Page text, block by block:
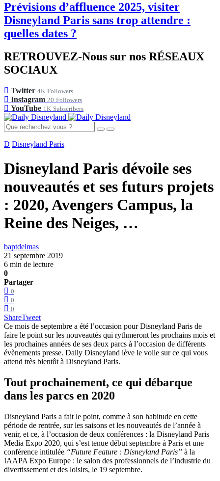
Prévisions d’affluence 2025, visiter
Disneyland Paris sans trop attendre :
quelles dates ?
RETROUVEZ-Nous sur nos RÉSEAUX
SOCIAUX
Twitter 4K Followers
Instagram 20 Followers
YouTube 1K Subscribers
D Disneyland Paris
Disneyland Paris dévoile ses
nouveautés et ses futurs projets
: 2020, Avengers Campus, la
Reine des Neiges, …
baptdelmas
21 septembre 2019
6 min de lecture
0
Partager
0
0
0
ShareTweet
Ce mois de septembre a été l’occasion pour Disneyland Paris de
faire le point sur les nouveautés qui rythmeront les prochains mois et
les prochaines années de ses deux parcs à l’occasion de différents
évènements presse. Daily Disneyland lève le voile sur ce qui vous
attend très bientôt à Disneyland Paris.
Tout prochainement, ce qui débarque
dans les parcs en 2020
Disneyland Paris a fait le point, comme à son habitude en cette
période de rentrée, sur les saisons et les nouveautés de l’année à
venir, et ce, à l’occasion de deux conférences : la Disneyland Paris
Media Expo 2020, qui s’est tenue début septembre à Paris et une
conférence intitulée “Future Feature : Disneyland Paris” à la
IAAPA Expo Europe : le salon des professionnels de l’industrie du
divertissement et des loisirs, le 19 septembre.